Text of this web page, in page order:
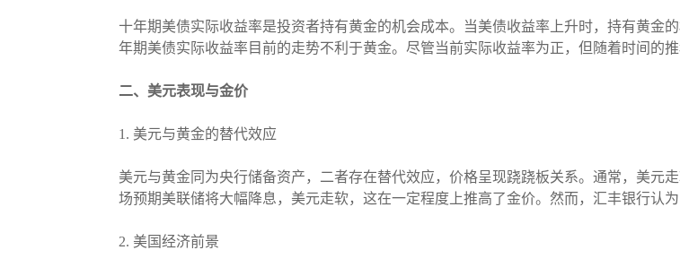
十年期美债实际收益率是投资者持有黄金的机会成本。当美债收益率上升时，持有黄金
年期美债实际收益率目前的走势不利于黄金。尽管当前实际收益率为正，但随着时间的
二、美元表现与金价
1. 美元与黄金的替代效应
美元与黄金同为央行储备资产，二者存在替代效应，价格呈现跷跷板关系。通常，美元
场预期美联储将大幅降息，美元走软，这在一定程度上推高了金价。然而，汇丰银行认为
2. 美国经济前景